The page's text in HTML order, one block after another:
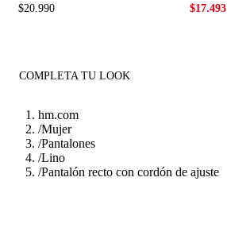
PRICE:
$20.990 PRICE:
$17.493
COMPLETA TU LOOK
hm.com
/Mujer
/Pantalones
/Lino
/Pantalón recto con cordón de ajuste